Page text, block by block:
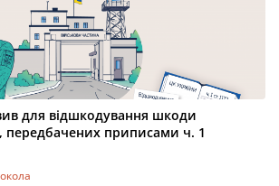
для відшкодування шкоди
передбачених приписами ч. 1